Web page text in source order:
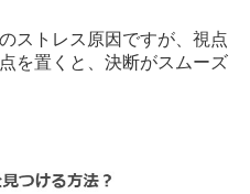
ストレス原因ですが、視点
を置くと、決断がスムーズ